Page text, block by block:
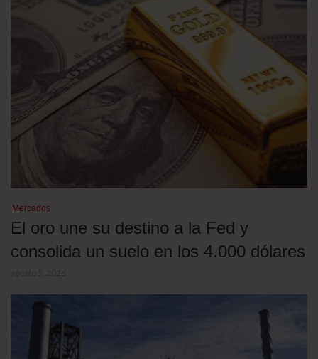
Mercados
El oro une su destino a la Fed y
consolida un suelo en los 4.000 dólares